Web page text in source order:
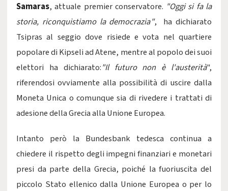
Samaras, attuale premier conservatore. "Oggi si fa la
storia, riconquistiamo la democrazia", ha dichiarato
Tsipras al seggio dove risiede e vota nel quartiere
popolare di Kipseli ad Atene, mentre al popolo dei suoi
elettori ha dichiarato:"Il futuro non è l'austerità",
riferendosi ovviamente alla possibilità di uscire dalla
Moneta Unica o comunque sia di rivedere i trattati di
adesione della Grecia alla Unione Europea.
Intanto però la Bundesbank tedesca continua a
chiedere il rispetto degli impegni finanziari e monetari
presi da parte della Grecia, poiché la fuoriuscita del
piccolo Stato ellenico dalla Unione Europea o per lo